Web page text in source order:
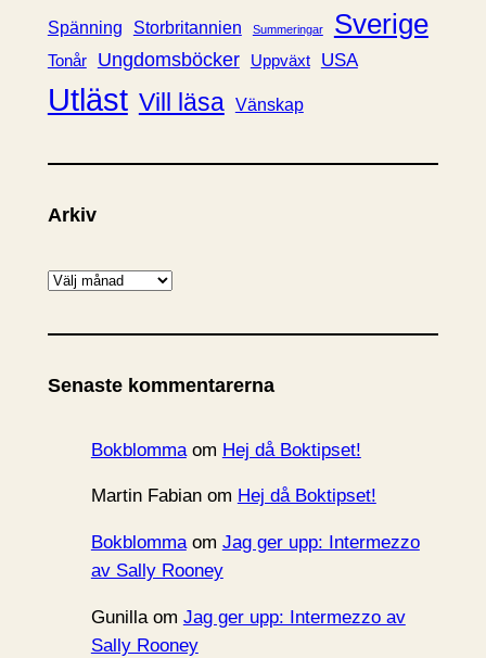
Spänning Storbritannien Summeringar Sverige
Tonår Ungdomsböcker Uppväxt USA
Utläst Vill läsa Vänskap
Arkiv
A
k
v
Senaste kommentarerna
Bokblommaom Hej då Boktipset!
Martin Fabianom Hej då Boktipset!
Bokblommaom Jag ger upp: Intermezzo
av Sally Rooney
Gunillaom Jag ger upp: Intermezzo av
Sally Rooney